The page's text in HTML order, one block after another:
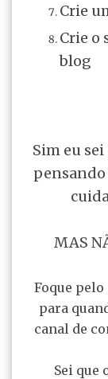
Crie
Crie o
blog
Sim eu
MAS
Foque
para
canal de
Sei que